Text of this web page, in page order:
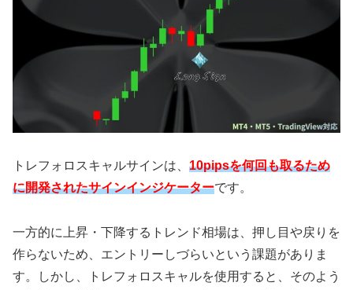
トレフォロスキャルサインは、 10pipsを何回も取るため
に開発されたサインインジケーターです。
一方的に上昇・下降するトレンド相場は、押し目や戻りを
作らないため、エントリーしづらいという課題がありま
す。しかし、トレフォロスキャルを使用すると、そのよう